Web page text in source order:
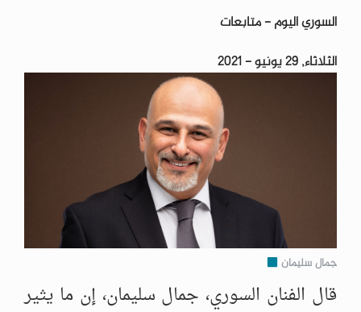
السوري اليوم - متابعات
الثلاثاء, 29 يونيو - 2021
جمال سليمان
قال الفنان السوري، جمال سليمان، إن ما يثير